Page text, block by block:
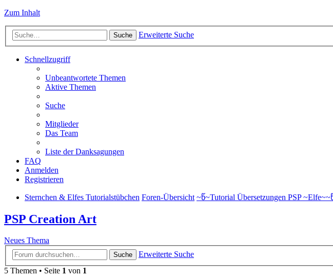
Zum Inhalt
Suche Erweiterte Suche
Schnellzugriff
Unbeantwortete Themen
Aktive Themen
Suche
Mitglieder
Das Team
Liste der Danksagungen
FAQ
Anmelden
Registrieren
Sternchen & Elfes Tutorialstübchen Foren-Übersicht ~წ~Tutorial Übersetzungen PSP
PSP Creation Art
Neues Thema
Suche
Erweiterte Suche
5 Themen • Seite 1 von 1